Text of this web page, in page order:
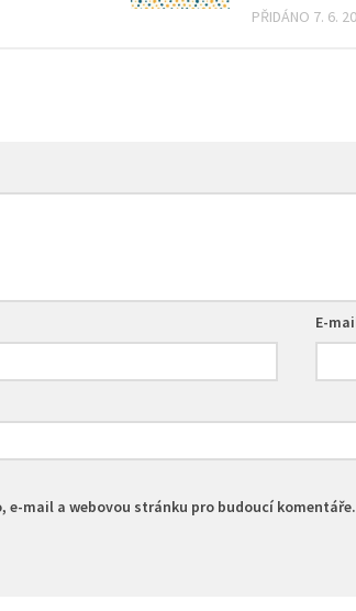
PŘIDÁNO 7. 6.
E-
e-mail a webovou stránku pro budoucí komentáře.